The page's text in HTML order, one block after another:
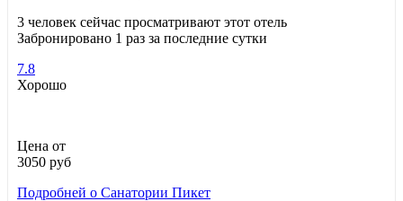
3 человек сейчас просматривают этот отель
Забронировано 1 раз за последние сутки
7.8
Хорошо
Цена от
3050 руб
Подробней о Санатории Пикет